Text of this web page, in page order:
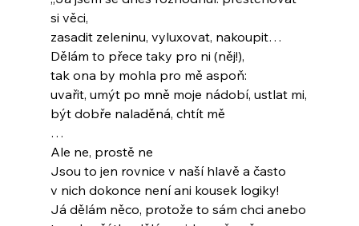
si věci,
zasadit zeleninu, vyluxovat, nakoupit…
Dělám to přece taky pro ni (něj!),
tak ona by mohla pro mě aspoň:
uvařit, umýt po mně moje nádobí, ustlat mi,
být dobře naladěná, chtít mě
…
Ale ne, prostě ne
Jsou to jen rovnice v naší hlavě a často
v nich dokonce není ani kousek logiky!
Já dělám něco, protože to sám chci anebo